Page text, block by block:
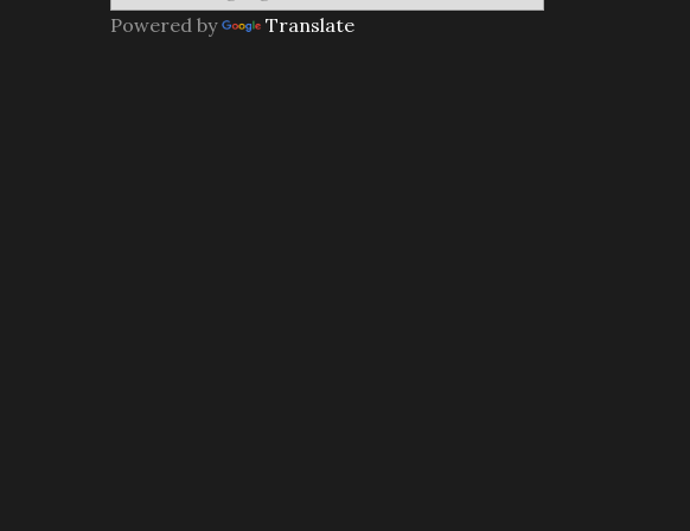
Powered by Translate